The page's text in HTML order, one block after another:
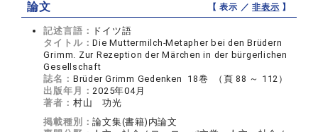
論文 【 表示 ／非表示 】
記述言語： ドイツ語
タイトル：Die Muttermilch-Metapher bei den Brüdern
Grimm. Zur Rezeption der Märchen in der bürgerlichen
Gesellschaft
誌名： Brüder Grimm Gedenken 18巻 （頁 88 ～ 112）
出版年月：2025年04月
著者： 村山 功光
掲載種別：論文集(書籍)内論文